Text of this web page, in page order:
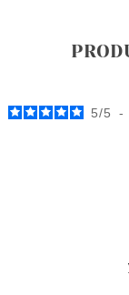
5/5 -